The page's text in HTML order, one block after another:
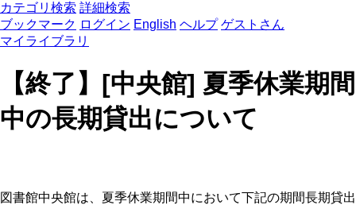
カテゴリ検索 詳細検索
ブックマーク ログイン English ヘルプ ゲストさん
マイライブラリ
【終了】[中央館] 夏季休業期間
中の長期貸出について
図書館中央館は、夏季休業期間中において下記の期間長期貸出